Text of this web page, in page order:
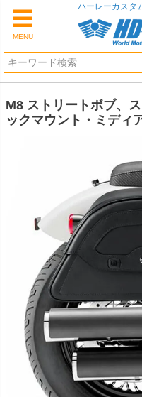
MENU
ハーレーカスタ
M8 ストリートボブ、
ックマウント・ミディ